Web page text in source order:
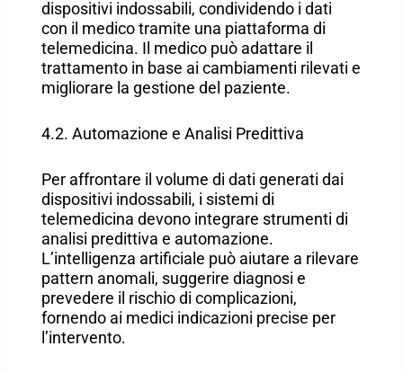
dispositivi indossabili, condividendo i dati
con il medico tramite una piattaforma di
telemedicina. Il medico può adattare il
trattamento in base ai cambiamenti rilevati e
migliorare la gestione del paziente.
4.2. Automazione e Analisi Predittiva
Per affrontare il volume di dati generati dai
dispositivi indossabili, i sistemi di
telemedicina devono integrare strumenti di
analisi predittiva e automazione.
L’intelligenza artificiale può aiutare a rilevare
pattern anomali, suggerire diagnosi e
prevedere il rischio di complicazioni,
fornendo ai medici indicazioni precise per
l’intervento.